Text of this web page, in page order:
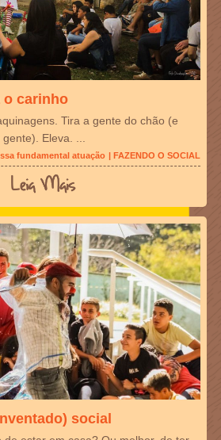
o carinho
Tira a gente do chão (e
Eleva. ...
| FAZENDO O SOCIAL
fundamental atuação
social